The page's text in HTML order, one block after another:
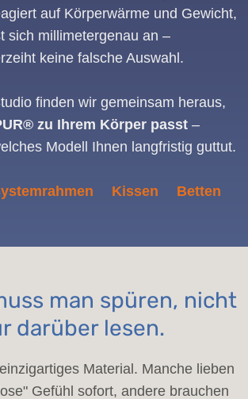
auf Körperwärme und Gewicht,
sich millimetergenau an –
keine falsche Auswahl.
finden wir gemeinsam heraus,
zu Ihrem Körper passt –
Modell Ihnen langfristig guttut.
Kissen Betten
man spüren, nicht
darüber lesen.
Material. Manche lieben
Gefühl sofort, andere brauchen